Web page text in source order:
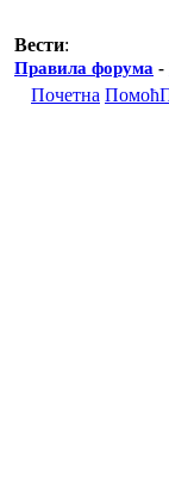
Вести:
Правила форума -
Почетна Помоћ